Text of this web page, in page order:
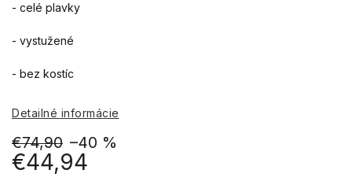
€74,90 –40 %
€44,94
- celé plavky
- vystužené
- bez kostíc
Detailné informácie